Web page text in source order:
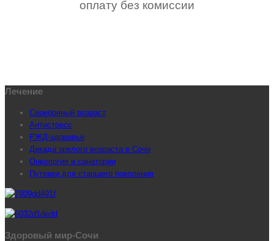
оплату без комиссии
Лечение
Серебряный возраст
Антистресс
РЖД-здоровье
Декада зрелого возраста в Сочи
Онкология и санатории
Путевки для старшего поколения
Здоровый мир-Сочи